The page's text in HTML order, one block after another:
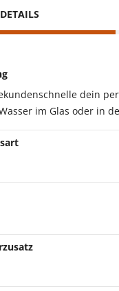
DETAILS
dein
im Glas oder in